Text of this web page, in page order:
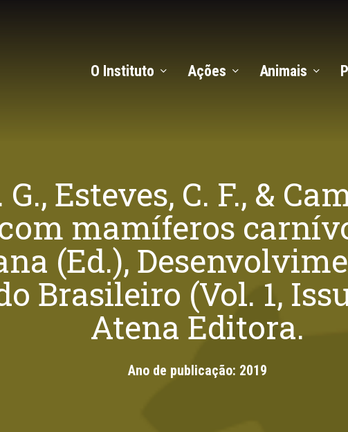
O Instituto Ações Animais
Esteves, C. F., &
mamíferos
(Ed.),
Brasileiro (Vol. 1,
Atena Editora.
Ano de publicação: 2019